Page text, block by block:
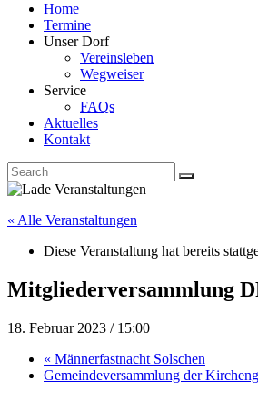
Home
Termine
Unser Dorf
Vereinsleben
Wegweiser
Service
FAQs
Aktuelles
Kontakt
« Alle Veranstaltungen
Diese Veranstaltung hat bereits
Mitgliederversammlung
18. Februar 2023 / 15:00
« Männerfastnacht Solschen
Gemeindeversammlung der